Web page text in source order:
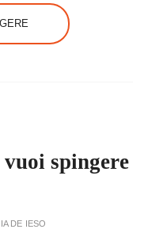
spingere
DE IESO